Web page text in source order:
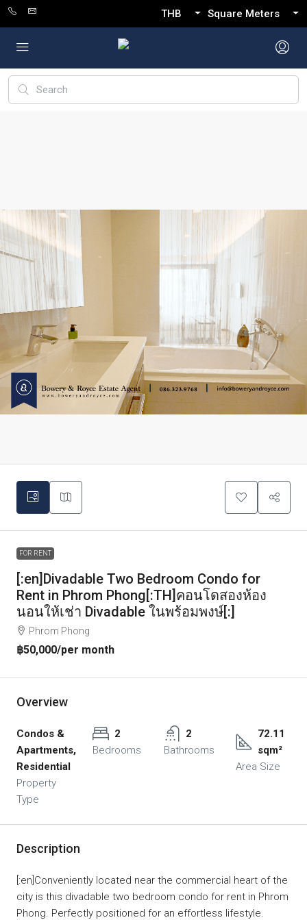
THB Square Meters
FOR RENT
[:en]Divadable Two Bedroom Condo for
Rent in Phrom Phong[:TH]คอนโดสองห้อง
นอนให้เช่า Divadable ในพร้อมพงษ์[:]
Phrom Phong
฿50,000/per month
Overview
Condos &
Apartments,
Residential
Property
Type
2
Bedrooms
2
Bathrooms
72.11
sqm²
Area Size
Description
[:en]Conveniently located near the commercial heart of the
city is this divadable two bedroom condo for rent in Phrom
Phong. Perfectly positioned for an effortless lifestyle.